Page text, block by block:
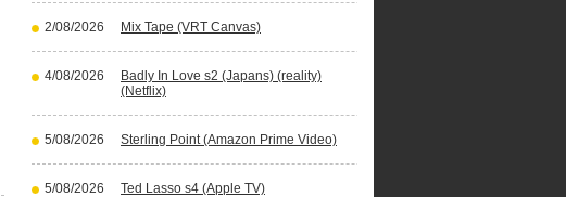
2/08/2026 Mix Tape (VRT Canvas)
4/08/2026
Badly In Love s2 (Japans) (reality)
(Netflix)
5/08/2026 Sterling Point (Amazon Prime Video)
5/08/2026 Ted Lasso s4 (Apple TV)